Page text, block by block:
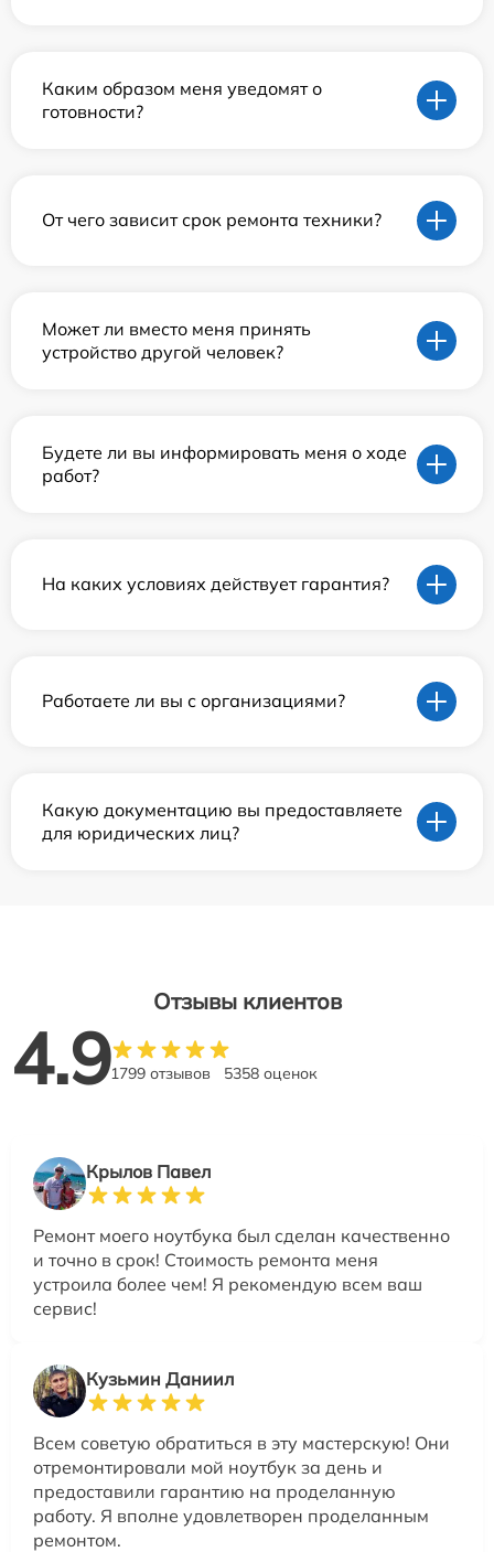
Каким образом меня уведомят о
готовности?
От чего зависит срок ремонта техники?
Может ли вместо меня принять
устройство другой человек?
Будете ли вы информировать меня о ходе
работ?
На каких условиях действует гарантия?
Работаете ли вы с организациями?
Какую документацию вы предоставляете
для юридических лиц?
Отзывы клиентов
4.91799 отзывов 5358 оценок
Крылов Павел
Ремонт моего ноутбука был сделан качественно
и точно в срок! Стоимость ремонта меня
устроила более чем! Я рекомендую всем ваш
сервис!
Кузьмин Даниил
Всем советую обратиться в эту мастерскую! Они
отремонтировали мой ноутбук за день и
предоставили гарантию на проделанную
работу. Я вполне удовлетворен проделанным
ремонтом.